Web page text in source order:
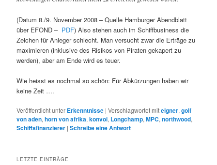
(Datum 8./9. November 2008 – Quelle Hamburger Abendblatt
über EFOND – PDF) Also stehen auch im Schiffbusiness die
Zeichen für Anleger schlecht. Man versucht zwar die Erträge zu
maximieren (inklusive des Risikos von Piraten gekapert zu
werden), aber am Ende wird es teuer.
Wie heisst es nochmal so schön: Für Abkürzungen haben wir
keine Zeit ….
Veröffentlicht unter Erkenntnisse |Verschlagwortet miteigner,golf
von aden,horn von afrika,konvoi, Longchamp,MPC,northwood,
Schiffsfinanzierer |Schreibe eine Antwort
LETZTE EINTRÄGE